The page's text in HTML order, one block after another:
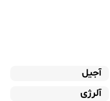
آجیل
آلرژی